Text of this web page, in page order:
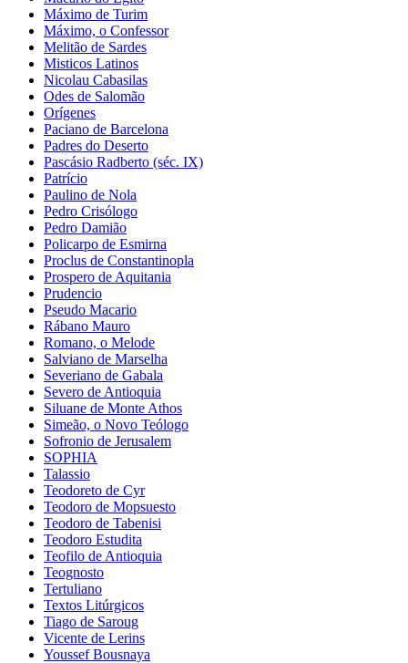
Máximo de Turim
Máximo, o Confessor
Melitão de Sardes
Misticos Latinos
Nicolau Cabasilas
Odes de Salomão
Orígenes
Paciano de Barcelona
Padres do Deserto
Pascásio Radberto (séc. IX)
Patrício
Paulino de Nola
Pedro Crisólogo
Pedro Damião
Policarpo de Esmirna
Proclus de Constantinopla
Prospero de Aquitania
Prudencio
Pseudo Macario
Rábano Mauro
Romano, o Melode
Salviano de Marselha
Severiano de Gabala
Severo de Antioquia
Siluane de Monte Athos
Simeão, o Novo Teólogo
Sofronio de Jerusalem
SOPHIA
Talassio
Teodoreto de Cyr
Teodoro de Mopsuesto
Teodoro de Tabenisi
Teodoro Estudita
Teofilo de Antioquia
Teognosto
Tertuliano
Textos Litúrgicos
Tiago de Saroug
Vicente de Lerins
Youssef Bousnaya